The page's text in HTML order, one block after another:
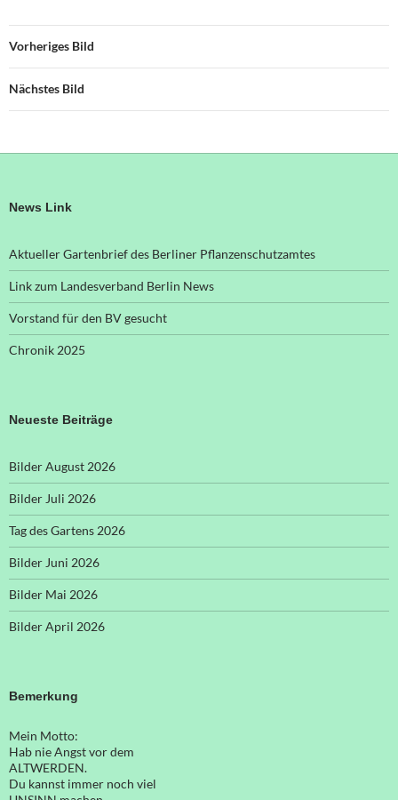
Vorheriges Bild
Nächstes Bild
News Link
Aktueller Gartenbrief des Berliner Pflanzenschutzamtes
Link zum Landesverband Berlin News
Vorstand für den BV gesucht
Chronik 2025
Neueste Beiträge
Bilder August 2026
Bilder Juli 2026
Tag des Gartens 2026
Bilder Juni 2026
Bilder Mai 2026
Bilder April 2026
Bemerkung
Mein Motto:
Hab nie Angst vor dem
ALTWERDEN.
Du kannst immer noch viel